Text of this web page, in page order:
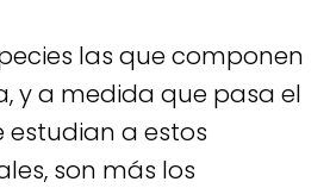
las que componen
y a medida que pasa el
estudian a estos
son más los